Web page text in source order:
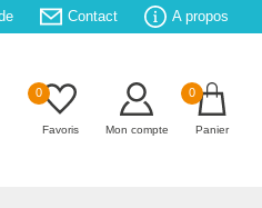
Contact A propos
0
Favoris Mon compte
0
Panier